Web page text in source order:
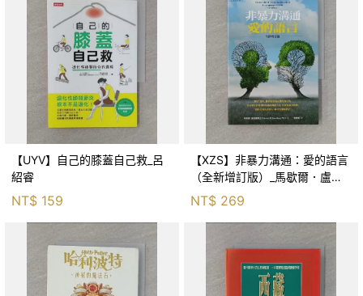
【UYV】自己的膝蓋自己救_呂
紹睿
NT$ 159
【XZS】非暴力溝通：愛的語言
（全新增訂版）_馬歇爾．盧森
堡, 蕭寶森
NT$ 269